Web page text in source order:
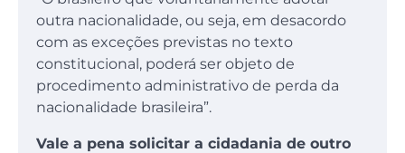
outra nacionalidade, ou seja, em desacordo
com as exceções previstas no texto
constitucional, poderá ser objeto de
procedimento administrativo de perda da
nacionalidade brasileira”.
Vale a pena solicitar a cidadania de outro